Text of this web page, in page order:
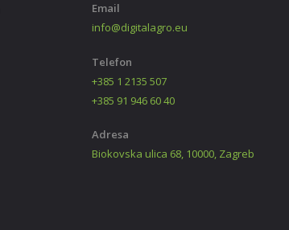
Email
info@digitalagro.eu
Telefon
+385 1 2135 507
+385 91 946 60 40
Adresa
Biokovska ulica 68, 10000, Zagreb